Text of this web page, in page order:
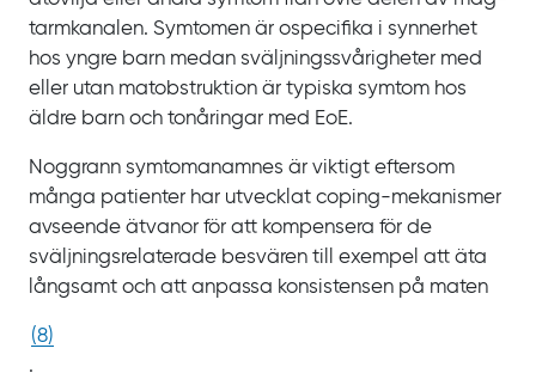
tarmkanalen. Symtomen är ospecifika i synnerhet
hos yngre barn medan sväljningssvårigheter med
eller utan matobstruktion är typiska symtom hos
äldre barn och tonåringar med EoE.
Noggrann symtomanamnes är viktigt eftersom
många patienter har utvecklat coping-mekanismer
avseende ätvanor för att kompensera för de
sväljningsrelaterade besvären till exempel att äta
långsamt och att anpassa konsistensen på maten
(8)
.